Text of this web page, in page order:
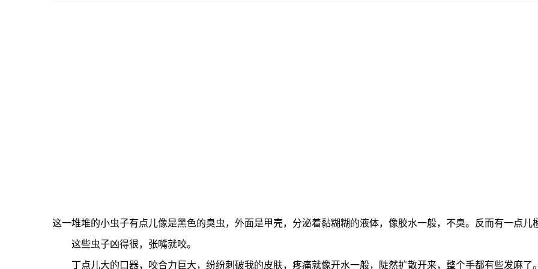
这一堆堆的小虫子有点儿像是黑色的臭虫，外面是甲壳，分泌着黏糊糊的液体，像胶水一般，不臭。反而有一点儿
这些虫子凶得很，张嘴就咬。
丁点儿大的口器，咬合力巨大，纷纷刺破我的皮肤，疼痛就像开水一般，陡然扩散开来，整个手都有些发麻了。